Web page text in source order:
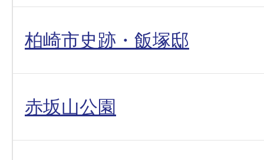
柏崎市史跡・飯塚邸
赤坂山公園